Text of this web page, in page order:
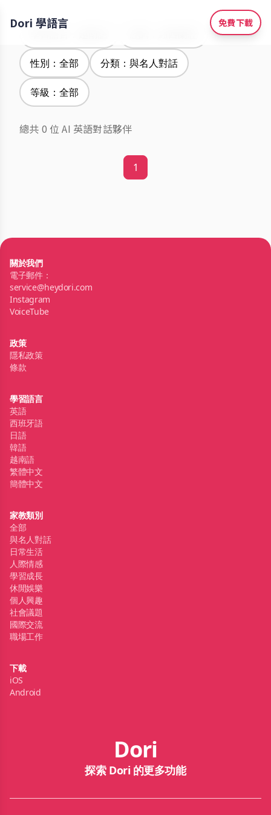
Dori 學語言 免費下載
性別：全部 分類：與名人對話
等級：全部
總共 0 位 AI 英語對話夥伴
1
關於我們
電子郵件：
service@heydori.com
Instagram
VoiceTube
政策
隱私政策
條款
學習語言
英語
西班牙語
日語
韓語
越南語
繁體中文
簡體中文
家教類別
全部
與名人對話
日常生活
人際情感
學習成長
休閒娛樂
個人興趣
社會議題
國際交流
職場工作
下載
iOS
Android
Dori
探索 Dori 的更多功能